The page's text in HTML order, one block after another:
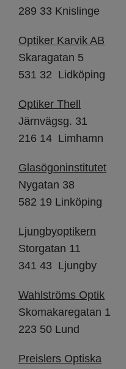
289 33 Knislinge
Optiker Karvik AB
Skaragatan 5
531 32 Lidköping
Optiker Thell
Järnvägsg. 31
216 14 Limhamn
Glasögoninstitutet
Nygatan 38
582 19 Linköping
Ljungbyoptikern
Storgatan 11
341 43 Ljungby
Wahlströms Optik
Skomakaregatan 1
223 50 Lund
Preislers Optiska